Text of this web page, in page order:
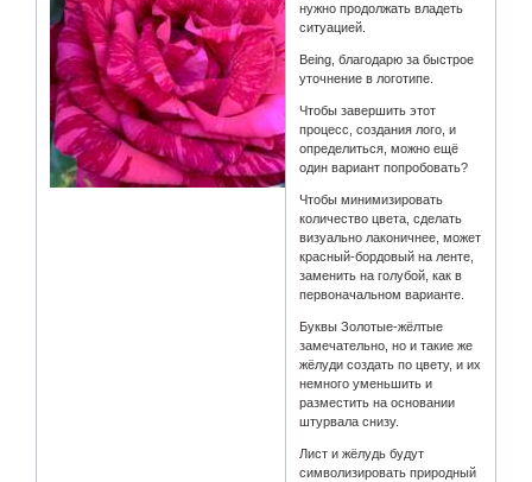
нужно продолжать владеть
ситуацией.
Being, благодарю за быстрое
уточнение в логотипе.
Чтобы завершить этот
процесс, создания лого, и
определиться, можно ещё
один вариант попробовать?
Чтобы минимизировать
количество цвета, сделать
визуально лаконичнее, может
красный-бордовый на ленте,
заменить на голубой, как в
первоначальном варианте.
Буквы Золотые-жёлтые
замечательно, но и такие же
жёлуди создать по цвету, и их
немного уменьшить и
разместить на основании
штурвала снизу.
Лист и жёлудь будут
символизировать природный